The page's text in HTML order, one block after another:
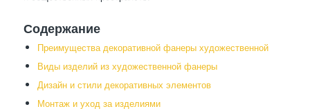
Содержание
Преимущества декоративной фанеры художественной
Виды изделий из художественной фанеры
Дизайн и стили декоративных элементов
Монтаж и уход за изделиями